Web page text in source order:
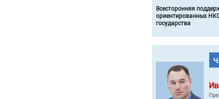
Всесторонняя
ориентированных
государства